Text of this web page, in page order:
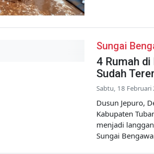
Sungai
4 Rumah
Sudah
Sabtu, 18
Dusun Jepuro,
Kabupaten
menjadi
Sungai